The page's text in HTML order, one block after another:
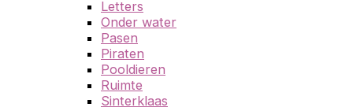
Letters
Onder water
Pasen
Piraten
Pooldieren
Ruimte
Sinterklaas